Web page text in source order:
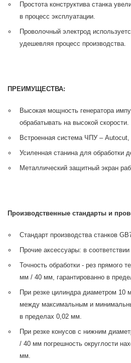
Простота конструктива станка
в процесс эксплуатации.
Проволочный электрод
удешевляя процесс производства.
ПРЕИМУЩЕСТВА:
Высокая мощность генератора
обрабатывать на высокой скорости.
Встроенная система ЧПУ – Autocut,
Усиленная станина для обработки
Металлический защитный экран
Производственные стандарты и
Стандарт производства станков
Прочие аксессуары: в
Точность обработки - рез прямого
мм / 40 мм, гарантированно в
При резке цилиндра диаметром 10
между максимальным и
в пределах 0,02 мм.
При резке конусов с нижним
/ 40 мм погрешность округлости
мм.